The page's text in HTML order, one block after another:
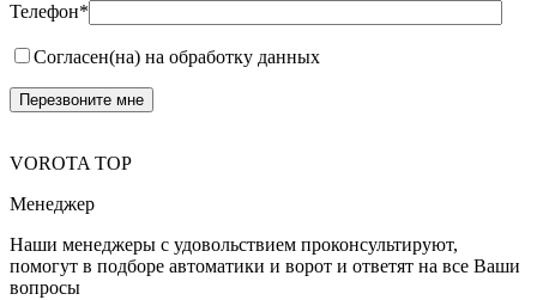
Телефон*
Согласен(на) на обработку данных
VOROTA TOP
Менеджер
Наши менеджеры с удовольствием проконсультируют,
помогут в подборе автоматики и ворот и ответят на все Ваши
вопросы